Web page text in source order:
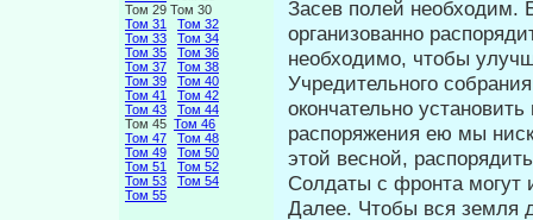
Том 29 Том 30
Том 31
Том 32
Том 33
Том 34
Том 35
Том 36
Том 37
Том 38
Том 39
Том 40
Том 41
Том 42
Том 43
Том 44
Том 45 Том 46
Том 47
Том 48
Том 49
Том 50
Том 51
Том 52
Том 53
Том 54
Том 55
Засев по­лей необходим.
организованно
необходимо, чтобы
Учредительного
окончательно
распоряжения ею мы
этой весной,
Солда­ты с фронта могут
Далее. Чтобы вся земля